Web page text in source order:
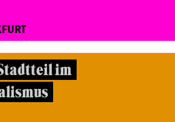
im